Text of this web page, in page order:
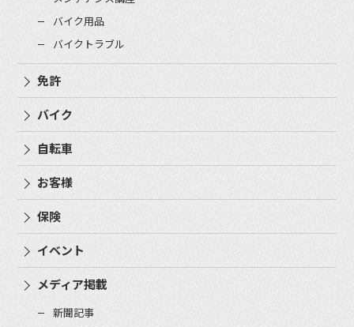
バイク用品
バイクトラブル
免許
バイク
自転車
お客様
保険
イベント
メディア掲載
新聞記事